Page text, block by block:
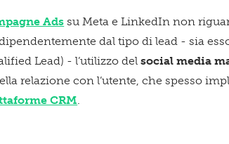
Ads su Meta e LinkedIn non
dal tipo di lead - sia
Lead) - l’utilizzo delsocial media
relazione con l’utente, che spesso
CRM.